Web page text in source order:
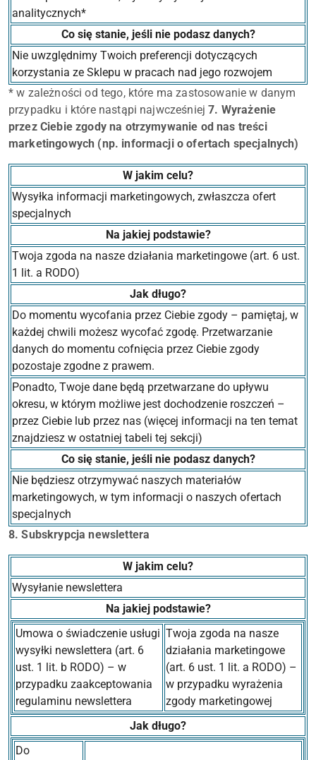
analitycznych*
Co się stanie, jeśli nie podasz danych?
Nie uwzględnimy Twoich preferencji dotyczących
korzystania ze Sklepu w pracach nad jego rozwojem
* w zależności od tego, które ma zastosowanie w danym
przypadku i które nastąpi najwcześniej 7. Wyrażenie
przez Ciebie zgody na otrzymywanie od nas treści
marketingowych (np. informacji o ofertach specjalnych)
W jakim celu?
Wysyłka informacji marketingowych, zwłaszcza ofert
specjalnych
Na jakiej podstawie?
Twoja zgoda na nasze działania marketingowe (art. 6 ust.
1 lit. a RODO)
Jak długo?
Do momentu wycofania przez Ciebie zgody – pamiętaj, w
każdej chwili możesz wycofać zgodę. Przetwarzanie
danych do momentu cofnięcia przez Ciebie zgody
pozostaje zgodne z prawem.
Ponadto, Twoje dane będą przetwarzane do upływu
okresu, w którym możliwe jest dochodzenie roszczeń –
przez Ciebie lub przez nas (więcej informacji na ten temat
znajdziesz w ostatniej tabeli tej sekcji)
Co się stanie, jeśli nie podasz danych?
Nie będziesz otrzymywać naszych materiałów
marketingowych, w tym informacji o naszych ofertach
specjalnych
8. Subskrypcja newslettera
W jakim celu?
Wysyłanie newslettera
Na jakiej podstawie?
Umowa o świadczenie usługi
wysyłki newslettera (art. 6
ust. 1 lit. b RODO) – w
przypadku zaakceptowania
regulaminu newslettera
Twoja zgoda na nasze
działania marketingowe
(art. 6 ust. 1 lit. a RODO) –
w przypadku wyrażenia
zgody marketingowej
Jak długo?
Do